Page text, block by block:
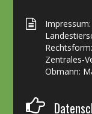
Impressum:
Zentrales-
Obmann: